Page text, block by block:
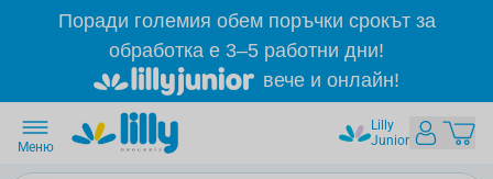
Прескачане към съдържанието
Поради големия обем поръчки срокът за
обработка е 3–5 работни дни!
вече и онлайн!
Lilly
Junior
Меню